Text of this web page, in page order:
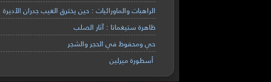
الراهبات والماورائيات : حين يخترق الغيب جدران الأديرة
ظاهرة ستيغماتا : آثار الصلب
حي ومحفوظ في الحجر والشجر
أسطورة ميرلين